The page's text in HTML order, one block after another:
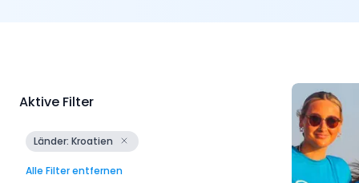
Aktive Filter
Länder: Kroatien
Alle Filter entfernen